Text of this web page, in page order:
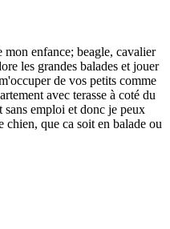
enfance; beagle, cavalier
les grandes balades et jouer
de vos petits comme
avec terasse à coté du
sans emploi et donc je peux
chien, que ca soit en balade ou